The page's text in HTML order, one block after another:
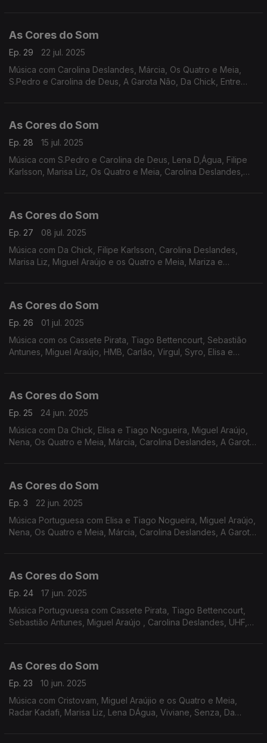
As Cores do Som
Ep. 29
22 jul. 2025
Música com Carolina Deslandes, Márcia, Os Quatro e Meia,
S.Pedro e Carolina de Deus, A Garota Não, Da Chick, Entre
As Cores do Som
Ep. 28
15 jul. 2025
Música com S.Pedro e Carolina de Deus, Lena D,Água, Filipe
Karlsson, Marisa Liz, Os Quatro e Meia, Carolina Deslandes,
As Cores do Som
Ep. 27
08 jul. 2025
Música com Da Chick, Filipe Karlsson, Carolina Deslandes,
Marisa Liz, Miguel Araújo e os Quatro e Meia, Mariza e
As Cores do Som
Ep. 26
01 jul. 2025
Música com os Cassete Pirata, Tiago Bettencourt, Sebastião
Antunes, Miguel Araújo, HMB, Carlão, Virgul, Syro, Elisa e
As Cores do Som
Ep. 25
24 jun. 2025
Música com Da Chick, Elisa e Tiago Nogueira, Miguel Araújo,
Nena, Os Quatro e Meia, Márcia, Carolina Deslandes, A Garota
As Cores do Som
Ep. 3
22 jun. 2025
Música Portuguesa com Elisa e Tiago Nogueira, Miguel Araújo,
Nena, Os Quatro e Meia, Márcia, Carolina Deslandes, A Garota
As Cores do Som
Ep. 24
17 jun. 2025
Música Portugvuesa com Cassete Pirata, Tiago Bettencourt,
Sebastião Antunes, Miguel Araújo , Carolina Deslandes, UHF,
As Cores do Som
Ep. 23
10 jun. 2025
Música com Cristovam, Miguel Araújio e os Quatro e Meia,
Radar Kadafi, Marisa Liz, Lena DÁgua, Viviane, Senza, Da